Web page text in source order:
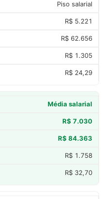
Piso salarial
R$ 5.221
R$ 62.656
R$ 1.305
R$ 24,29
Média salarial
R$ 7.030
R$ 84.363
R$ 1.758
R$ 32,70